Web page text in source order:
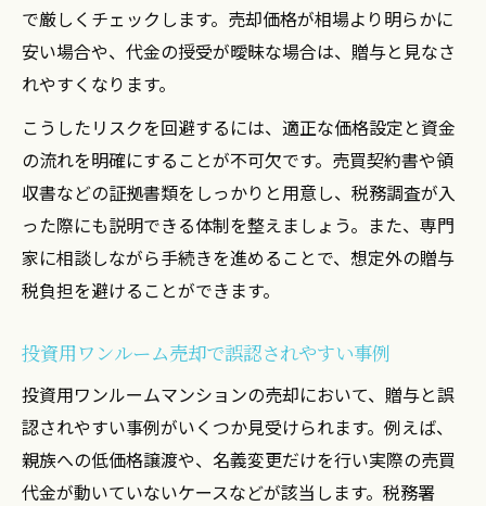
で厳しくチェックします。売却価格が相場より明らかに
安い場合や、代金の授受が曖昧な場合は、贈与と見なさ
れやすくなります。
こうしたリスクを回避するには、適正な価格設定と資金
の流れを明確にすることが不可欠です。売買契約書や領
収書などの証拠書類をしっかりと用意し、税務調査が入
った際にも説明できる体制を整えましょう。また、専門
家に相談しながら手続きを進めることで、想定外の贈与
税負担を避けることができます。
投資用ワンルーム売却で誤認されやすい事例
投資用ワンルームマンションの売却において、贈与と誤
認されやすい事例がいくつか見受けられます。例えば、
親族への低価格譲渡や、名義変更だけを行い実際の売買
代金が動いていないケースなどが該当します。税務署